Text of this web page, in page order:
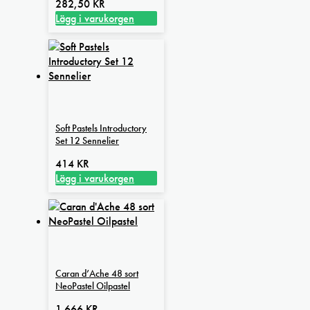
282,50 KR
Lägg i varukorgen
Soft Pastels Introductory
Set 12 Sennelier
414 KR
Lägg i varukorgen
Caran d’Ache 48 sort
NeoPastel Oilpastel